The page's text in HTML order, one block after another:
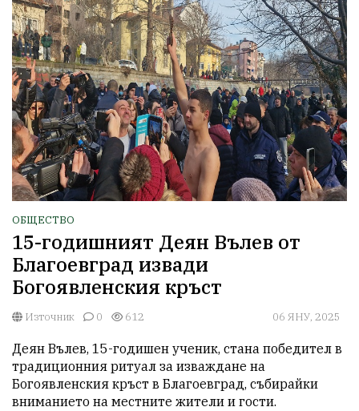
ОБЩЕСТВО
15-годишният Деян Вълев от
Благоевград извади
Богоявленския кръст
Източник 0 612 06 ЯНУ, 2025
Деян Вълев, 15-годишен ученик, стана победител в
традиционния ритуал за изваждане на
Богоявленския кръст в Благоевград, събирайки
вниманието на местните жители и гости.